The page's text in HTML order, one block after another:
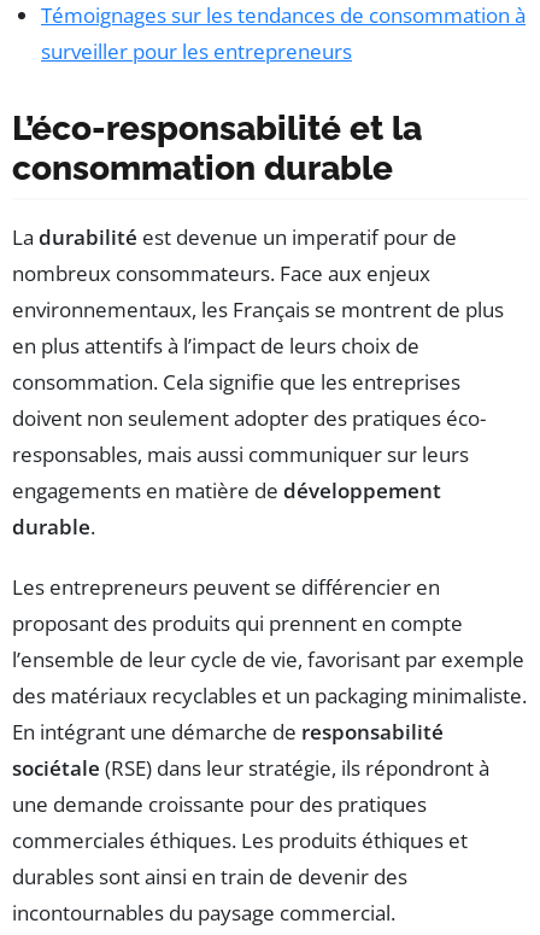
Témoignages sur les tendances de consommation à
surveiller pour les entrepreneurs
L’éco-responsabilité et la
consommation durable
La durabilité est devenue un imperatif pour de
nombreux consommateurs. Face aux enjeux
environnementaux, les Français se montrent de plus
en plus attentifs à l’impact de leurs choix de
consommation. Cela signifie que les entreprises
doivent non seulement adopter des pratiques éco-
responsables, mais aussi communiquer sur leurs
engagements en matière de développement
durable.
Les entrepreneurs peuvent se différencier en
proposant des produits qui prennent en compte
l’ensemble de leur cycle de vie, favorisant par exemple
des matériaux recyclables et un packaging minimaliste.
En intégrant une démarche de responsabilité
sociétale (RSE) dans leur stratégie, ils répondront à
une demande croissante pour des pratiques
commerciales éthiques. Les produits éthiques et
durables sont ainsi en train de devenir des
incontournables du paysage commercial.